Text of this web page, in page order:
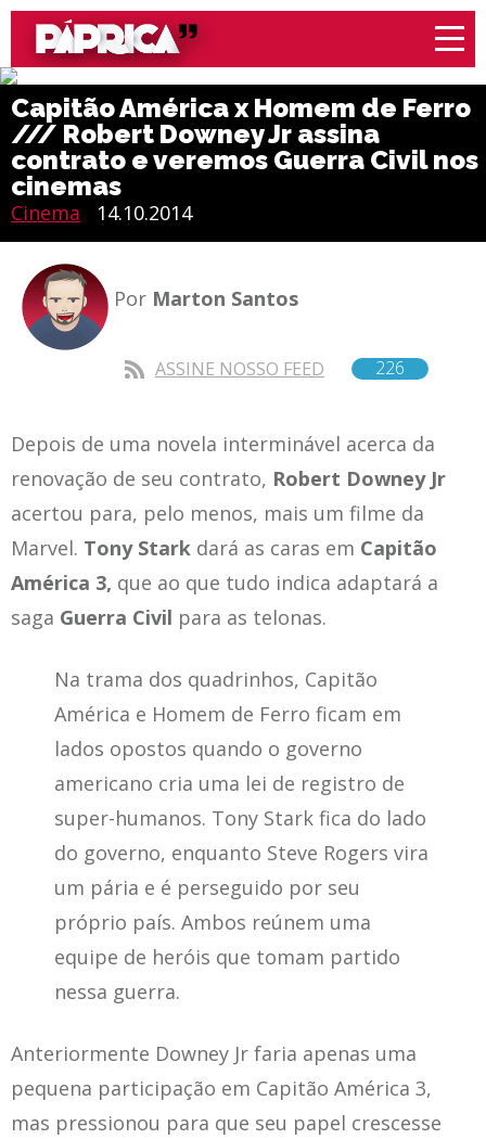
Capitão América x Homem de Ferro
/// Robert Downey Jr assina
contrato e veremos Guerra Civil nos
cinemas
Cinema 14.10.2014
Por Marton Santos
ASSINE NOSSO FEED 226
Depois de uma novela interminável acerca da
renovação de seu contrato, Robert Downey Jr
acertou para, pelo menos, mais um filme da
Marvel. Tony Stark dará as caras em Capitão
América 3, que ao que tudo indica adaptará a
saga Guerra Civil para as telonas.
Na trama dos quadrinhos, Capitão
América e Homem de Ferro ficam em
lados opostos quando o governo
americano cria uma lei de registro de
super-humanos. Tony Stark fica do lado
do governo, enquanto Steve Rogers vira
um pária e é perseguido por seu
próprio país. Ambos reúnem uma
equipe de heróis que tomam partido
nessa guerra.
Anteriormente Downey Jr faria apenas uma
pequena participação em Capitão América 3,
mas pressionou para que seu papel crescesse